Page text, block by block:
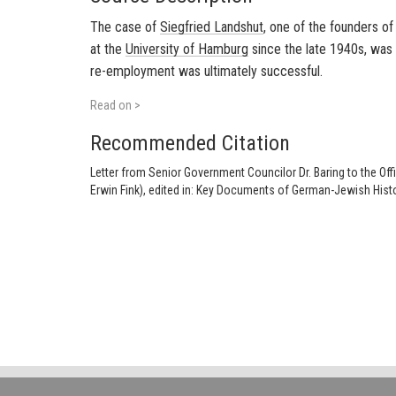
The case of Siegfried Land­shut, one of the founders
at the Uni­ver­sity of Ham­burg since the late 1940s,
re-​employment was ul­ti­mately suc­cess­ful.
Read on >
Recommended Citation
Letter from Senior Government Councilor Dr. Baring to the
Erwin Fink), edited in: Key Documents of German-Jewish